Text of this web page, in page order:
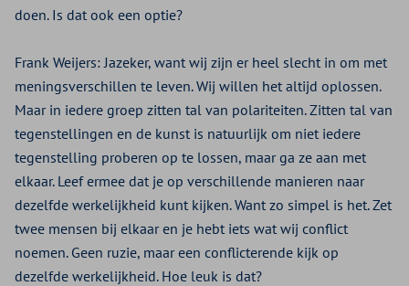
doen. Is dat ook een optie?
Frank Weijers: Jazeker, want wij zijn er heel slecht in om met
meningsverschillen te leven. Wij willen het altijd oplossen.
Maar in iedere groep zitten tal van polariteiten. Zitten tal van
tegenstellingen en de kunst is natuurlijk om niet iedere
tegenstelling proberen op te lossen, maar ga ze aan met
elkaar. Leef ermee dat je op verschillende manieren naar
dezelfde werkelijkheid kunt kijken. Want zo simpel is het. Zet
twee mensen bij elkaar en je hebt iets wat wij conflict
noemen. Geen ruzie, maar een conflicterende kijk op
dezelfde werkelijkheid. Hoe leuk is dat?